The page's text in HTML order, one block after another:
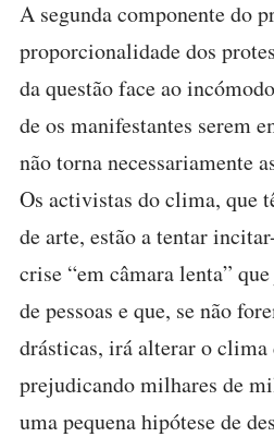
A segunda componente do
proporcionalidade dos
da questão face ao
de os manifestantes serem
não torna necessariamente
Os activistas do clima, que
de arte, estão a tentar
crise “em câmara lenta”
de pessoas e que, se não
drásticas, irá alterar o clima
prejudicando milhares de
uma pequena hipótese de